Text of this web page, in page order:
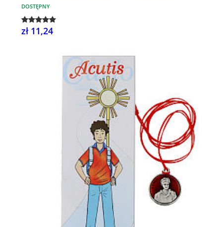
DOSTĘPNY
zł 11,24